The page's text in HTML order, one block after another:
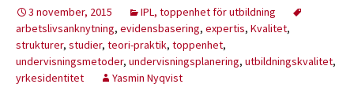
3 november, 2015
IPL, toppenhet för utbildning
arbetslivsanknytning, evidensbasering, expertis, Kvalitet,
strukturer, studier, teori-praktik, toppenhet,
undervisningsmetoder, undervisningsplanering, utbildningskvalitet,
yrkesidentitet
Yasmin Nyqvist